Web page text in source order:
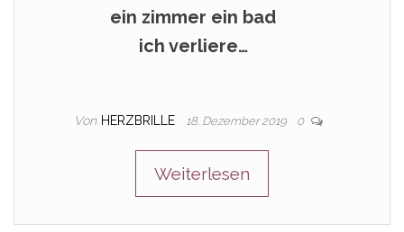
ein zimmer ein bad
ich verliere…
Von HERZBRILLE 18. Dezember 2019 0
Weiterlesen